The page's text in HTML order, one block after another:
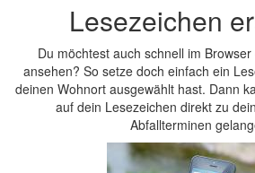
Lesezeichen
Du möchtest auch schnell im
ansehen? So setze doch einfach ein
deinen Wohnort ausgewählt hast. Dann
auf dein Lesezeichen direkt zu
Abfallterminen